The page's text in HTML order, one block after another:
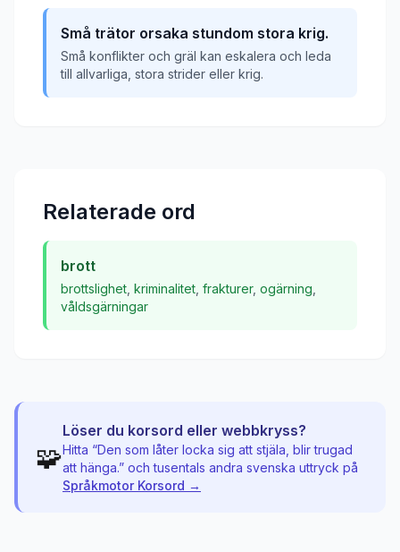
Små trätor orsaka stundom stora krig.
Små konflikter och gräl kan eskalera och leda
till allvarliga, stora strider eller krig.
Relaterade ord
brott
brottslighet kriminalitet frakturer, ogärning
våldsgärningar
🧩
Löser du korsord eller webbkryss?
Hitta “Den som låter locka sig att stjäla, blir trugad
att hänga.” och tusentals andra svenska uttryck på
Språkmotor Korsord →